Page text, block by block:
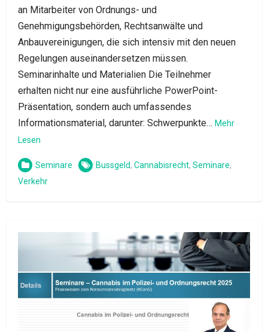
an Mitarbeiter von Ordnungs- und
Genehmigungsbehörden, Rechtsanwälte und
Anbauvereinigungen, die sich intensiv mit den neuen
Regelungen auseinandersetzen müssen.
Seminarinhalte und Materialien Die Teilnehmer
erhalten nicht nur eine ausführliche PowerPoint-
Präsentation, sondern auch umfassendes
Informationsmaterial, darunter: Schwerpunkte… Mehr
Lesen
Seminare Bussgeld, Cannabisrecht, Seminare,
Verkehr